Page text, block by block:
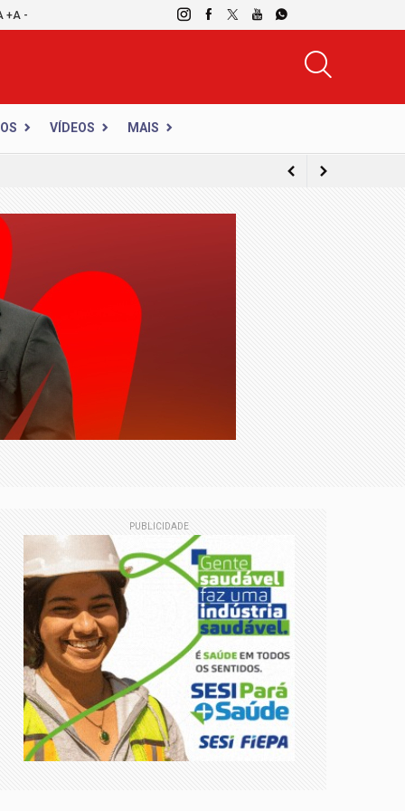
+A -
VÍDEOS MAIS
para crianças autistas
caricaturas ao vivo
PUBLICIDADE